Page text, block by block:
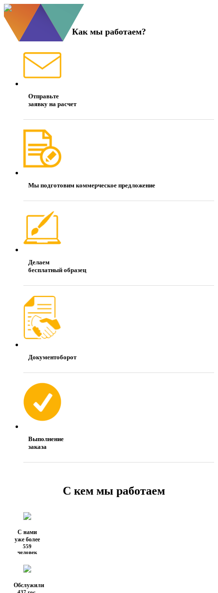
Как мы работаем?
Отправьте
заявку на расчет
Мы подготовим коммерческое предложение
Делаем
бесплатный образец
Документоборот
Выполнение
заказа
С кем мы работаем
С нами
уже более
559
человек
Обслужили